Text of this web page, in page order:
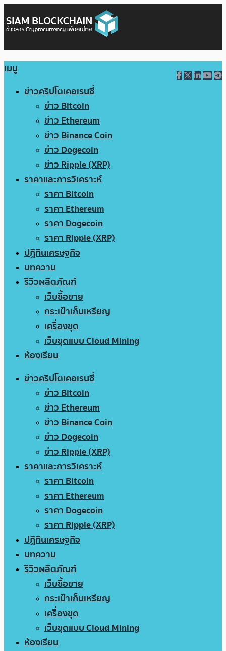
เมนู
ข่าวคริปโตเคอเรนซี่
ข่าว Bitcoin
ข่าว Ethereum
ข่าว Binance Coin
ข่าว Dogecoin
ข่าว Ripple (XRP)
ราคาและการวิเคราะห์
ราคา Bitcoin
ราคา Ethereum
ราคา Dogecoin
ราคา Ripple (XRP)
ปฏิทินเศรษฐกิจ
บทความ
รีวิวผลิตภัณฑ์
เว็บซื้อขาย
กระเป๋าเก็บเหรียญ
เครื่องขุด
เว็บขุดแบบ Cloud Mining
ห้องเรียน
ข่าวคริปโตเคอเรนซี่
ข่าว Bitcoin
ข่าว Ethereum
ข่าว Binance Coin
ข่าว Dogecoin
ข่าว Ripple (XRP)
ราคาและการวิเคราะห์
ราคา Bitcoin
ราคา Ethereum
ราคา Dogecoin
ราคา Ripple (XRP)
ปฏิทินเศรษฐกิจ
บทความ
รีวิวผลิตภัณฑ์
เว็บซื้อขาย
กระเป๋าเก็บเหรียญ
เครื่องขุด
เว็บขุดแบบ Cloud Mining
ห้องเรียน